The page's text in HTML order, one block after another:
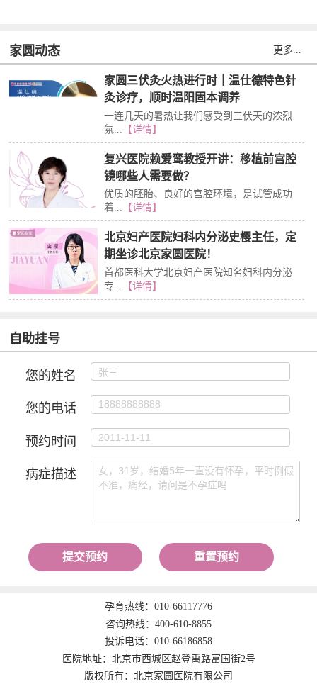
家圆动态 更多...
家圆三伏灸火热进行时｜温仕德特色针
灸诊疗，顺时温阳固本调养
一连几天的暑热让我们感受到三伏天的浓烈
氛...
【详情】
复兴医院赖爱鸾教授开讲：移植前宫腔
镜哪些人需要做？
优质的胚胎、良好的宫腔环境，是试管成功
着... 【详情】
北京妇产医院妇科内分泌史樱主任，定
期坐诊北京家圆医院！
首都医科大学北京妇产医院知名妇科内分泌
专...
【详情】
自助挂号
您的姓名
您的电话
预约时间
病症描述
提交预约 重置预约
孕育热线： 010-66117776
咨询热线： 400-610-8855
投诉电话： 010-66186858
医院地址：北京市西城区赵登禹路富国街2号
版权所有：北京家圆医院有限公司